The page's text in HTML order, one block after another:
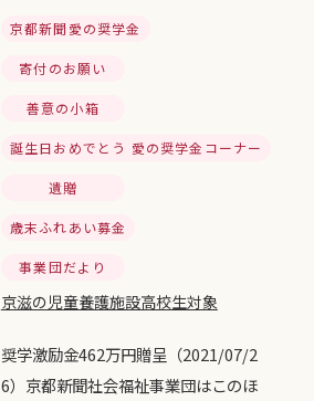
京都新聞愛の奨学金
寄付のお願い
善意の小箱
誕生日おめでとう 愛の奨学金コーナー
遺贈
歳末ふれあい募金
事業団だより
京滋の児童養護施設高校生対象
奨学激励金462万円贈呈（2021/07/2
6）京都新聞社会福祉事業団はこのほ